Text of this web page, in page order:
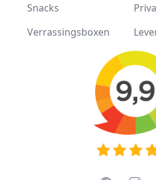
Snacks
Verrassingsboxen